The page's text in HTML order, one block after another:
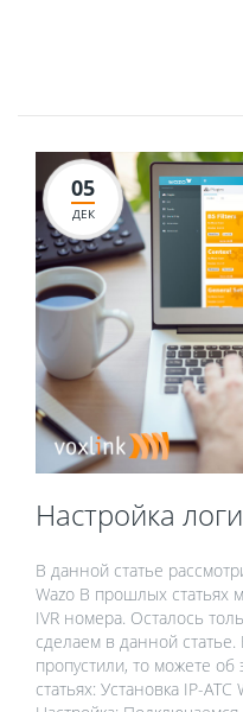
05
ДЕК
Настройка
В данной статье
Wazo В прошлых статьях
IVR номера. Осталось
сделаем в данной статье.
пропустили, то можете
статьях: Установка IP-АТС